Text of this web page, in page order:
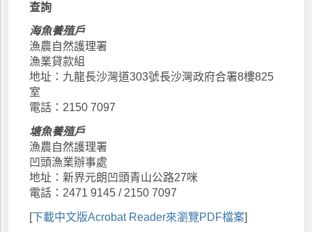
查詢
海魚養殖戶
漁農自然護理署
漁業貸款組
地址：九龍長沙灣道303號長沙灣政府合署8樓825
室
電話：2150 7097
塘魚養殖戶
漁農自然護理署
凹頭漁業辦事處
地址：新界元朗凹頭青山公路27咪
電話：2471 9145 / 2150 7097
[下載中文版Acrobat Reader來瀏覽PDF檔案]